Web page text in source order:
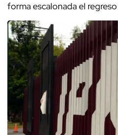
forma escalonada el